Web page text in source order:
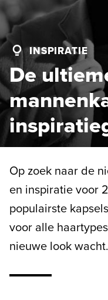
INSPIRATIE
De
Op zoek naar de
en inspiratie voor
populairste
voor alle
nieuwe look wacht.